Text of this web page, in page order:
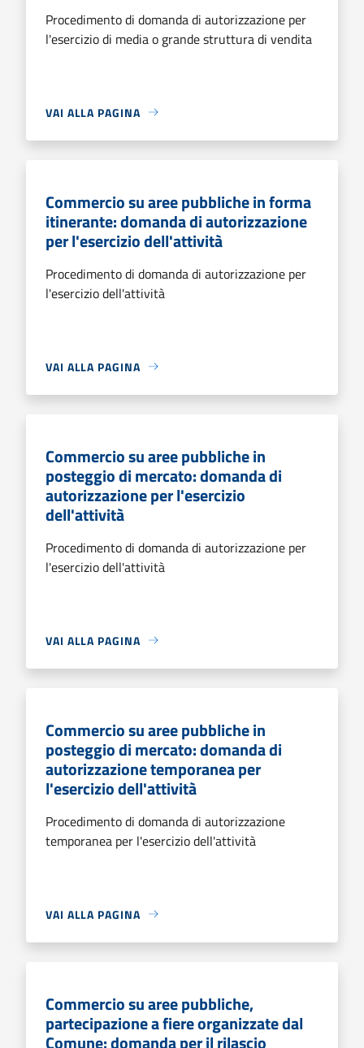
Procedimento di domanda di autorizzazione per
l'esercizio di media o grande struttura di vendita
VAI ALLA PAGINA
Commercio su aree pubbliche in forma
itinerante: domanda di autorizzazione
per l'esercizio dell'attività
Procedimento di domanda di autorizzazione per
l'esercizio dell'attività
VAI ALLA PAGINA
Commercio su aree pubbliche in
posteggio di mercato: domanda di
autorizzazione per l'esercizio
dell'attività
Procedimento di domanda di autorizzazione per
l'esercizio dell'attività
VAI ALLA PAGINA
Commercio su aree pubbliche in
posteggio di mercato: domanda di
autorizzazione temporanea per
l'esercizio dell'attività
Procedimento di domanda di autorizzazione
temporanea per l'esercizio dell'attività
VAI ALLA PAGINA
Commercio su aree pubbliche,
partecipazione a fiere organizzate dal
Comune: domanda per il rilascio